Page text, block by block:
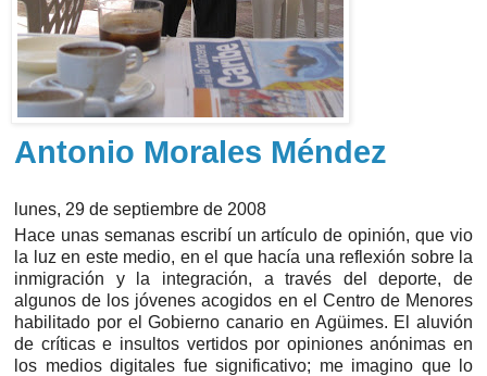
Antonio Morales Méndez
lunes, 29 de septiembre de 2008
Hace unas semanas escribí un artículo de opinión, que vio
la luz en este medio, en el que hacía una reflexión sobre la
inmigración y la integración, a través del deporte, de
algunos de los jóvenes acogidos en el Centro de Menores
habilitado por el Gobierno canario en Agüimes. El aluvión
de críticas e insultos vertidos por opiniones anónimas en
los medios digitales fue significativo; me imagino que lo